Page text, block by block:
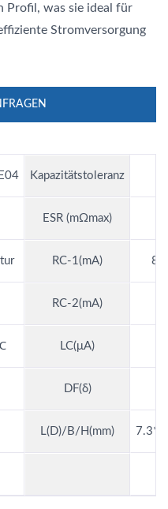
Profil, was sie ideal für
Stromversorgung
Kapazitätstoleranz
ESR (mΩmax)
RC-1(mA)
RC-2(mA)
LC(μA)
DF(δ)
L(D)/B/H(mm)